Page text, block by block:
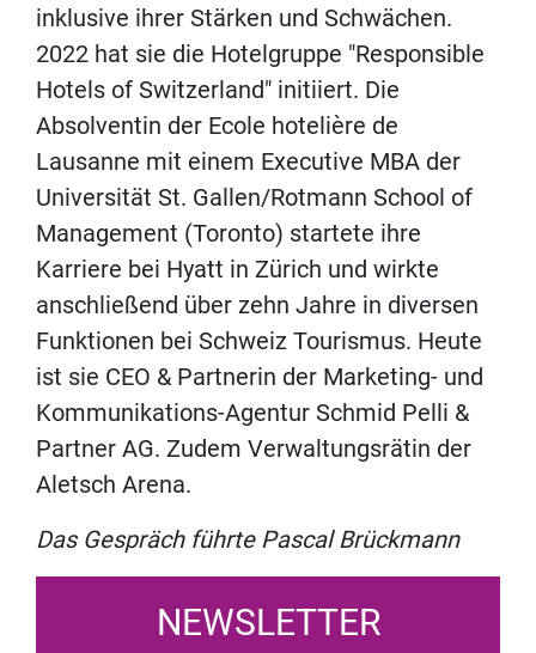
inklusive ihrer Stärken und Schwächen.
2022 hat sie die Hotelgruppe "Responsible
Hotels of Switzerland" initiiert. Die
Absolventin der Ecole hotelière de
Lausanne mit einem Executive MBA der
Universität St. Gallen/Rotmann School of
Management (Toronto) startete ihre
Karriere bei Hyatt in Zürich und wirkte
anschließend über zehn Jahre in diversen
Funktionen bei Schweiz Tourismus. Heute
ist sie CEO & Partnerin der Marketing- und
Kommunikations-Agentur Schmid Pelli &
Partner AG. Zudem Verwaltungsrätin der
Aletsch Arena.
Das Gespräch führte Pascal Brückmann
NEWSLETTER